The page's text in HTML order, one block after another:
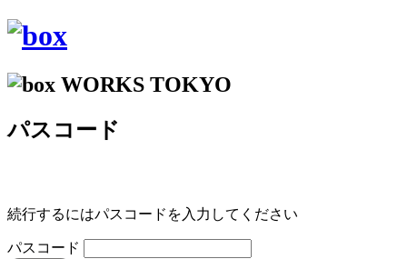
パスコード
続行するにはパスコードを入力してください
パスコード